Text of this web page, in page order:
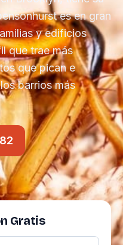
es en gran
y edificios
que trae más
que pican e
barrios más
Gratis